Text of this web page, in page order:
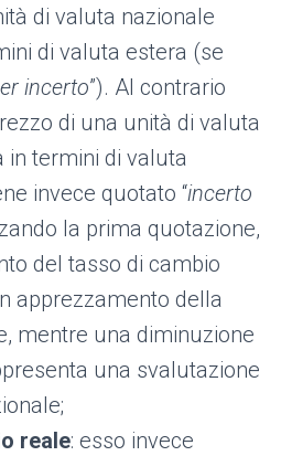
di valuta nazionale
di valuta estera (se
incerto”). Al contrario
di una unità di valuta
in termini di valuta
invece quotato “incerto
la prima quotazione,
del tasso di cambio
apprezzamento della
mentre una diminuzione
una svalutazione
reale: esso invece